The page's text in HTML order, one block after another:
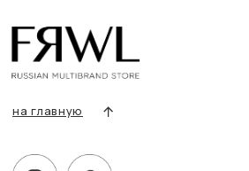
Условия возврата/обмена
Оплата и доставка
Контакты, реквизиты
Адрес:
г. Казань, ул. Проспект Победы, 141 ТЦ МЕГА